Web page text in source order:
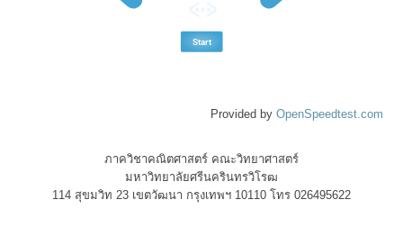
Provided by OpenSpeedtest.com
ภาควิชาคณิตศาสตร์ คณะวิทยาศาสตร์
มหาวิทยาลัยศรีนครินทรวิโรฒ
114 สุขมวิท 23 เขตวัฒนา กรุงเทพฯ 10110 โทร 026495622